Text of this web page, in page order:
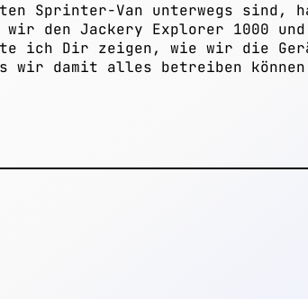
Sprinter-Van unterwegs sind,
den Jackery Explorer 1000 und
ich Dir zeigen, wie wir die
wir damit alles betreiben